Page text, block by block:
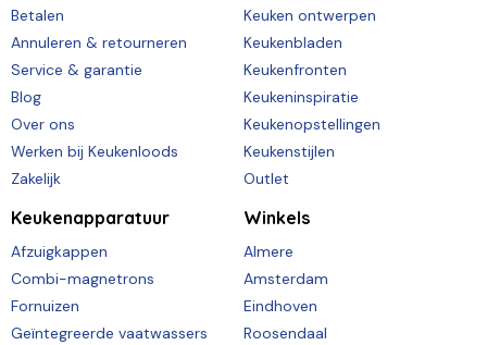
Betalen
Annuleren & retourneren
Service & garantie
Blog
Over ons
Werken bij Keukenloods
Zakelijk
Keuken ontwerpen
Keukenbladen
Keukenfronten
Keukeninspiratie
Keukenopstellingen
Keukenstijlen
Outlet
Keukenapparatuur
Afzuigkappen
Combi-magnetrons
Fornuizen
Geïntegreerde vaatwassers
Winkels
Almere
Amsterdam
Eindhoven
Roosendaal